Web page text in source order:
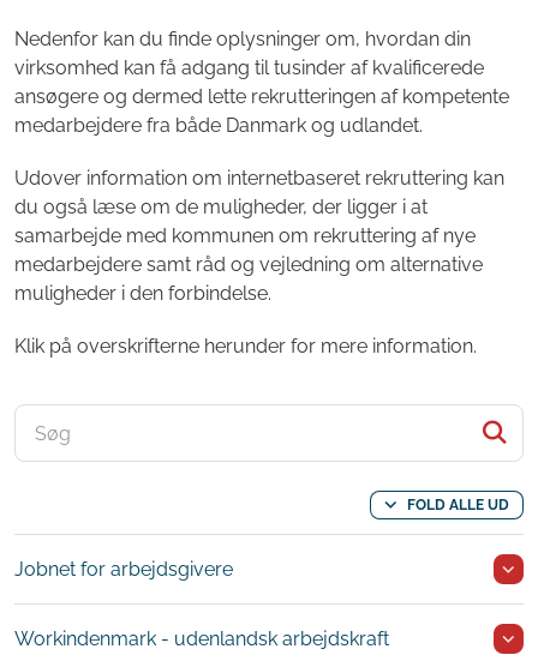
Nedenfor kan du finde oplysninger om, hvordan din
virksomhed kan få adgang til tusinder af kvalificerede
ansøgere og dermed lette rekrutteringen af kompetente
medarbejdere fra både Danmark og udlandet.
Udover information om internetbaseret rekruttering kan
du også læse om de muligheder, der ligger i at
samarbejde med kommunen om rekruttering af nye
medarbejdere samt råd og vejledning om alternative
muligheder i den forbindelse.
Klik på overskrifterne herunder for mere information.
FOLD ALLE UD
Jobnet for arbejdsgivere
Workindenmark - udenlandsk arbejdskraft